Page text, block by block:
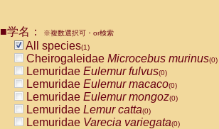
CebidaeCebus nigrivittatus
CebidaeCebus
CebidaeSaimiri boliviensis(0)
CebidaeSaimiri sciureus(0)
AtelidaeAlouatta caraya(0)
AtelidaeAlouatta fusca(0)
AtelidaeAlouatta seniculus
AtelidaeAlouattaspp.(0)
■学名： ※複数選択可・or検索
All species(1)
Cheirogaleidae Microcebus murinus(0)
Lemuridae Eulemur fulvus(0)
Lemuridae Eulemur macaco(0)
Lemuridae Eulemur mongoz(0)
Lemuridae Lemur catta(0)
Lemuridae Varecia variegata(0)